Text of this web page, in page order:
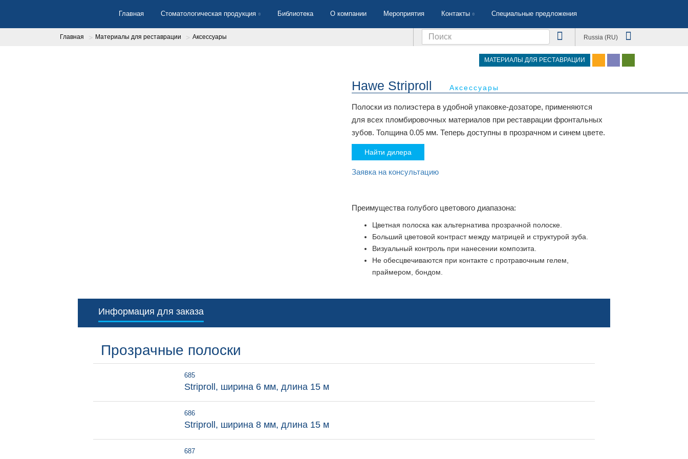
Главная Стоматологическая продукция Библиотека О компании Мероприятия Контакты Специальные предложения
Russia (RU)
Главная Материалы для реставрации Аксессуары
МАТЕРИАЛЫ ДЛЯ РЕСТАВРАЦИИ
Hawe Striproll Аксессуары
Полоски из полиэстера в удобной упаковке-дозаторе, применяются
для всех пломбировочных материалов при реставрации фронтальных
зубов. Толщина 0.05 мм. Теперь доступны в прозрачном и синем цвете.
Найти дилера
Заявка на консультацию
Преимущества голубого цветового диапазона:
Цветная полоска как альтернатива прозрачной полоске.
Больший цветовой контраст между матрицей и структурой зуба.
Визуальный контроль при нанесении композита.
Не обесцвечиваются при контакте с протравочным гелем,
праймером, бондом.
Информация для заказа
Прозрачные полоски
685
Striproll, ширина 6 мм, длина 15 м
686
Striproll, ширина 8 мм, длина 15 м
687